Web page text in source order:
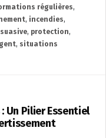
régulières,
, incendies,
, protection,
, situations
Un Pilier Essentiel